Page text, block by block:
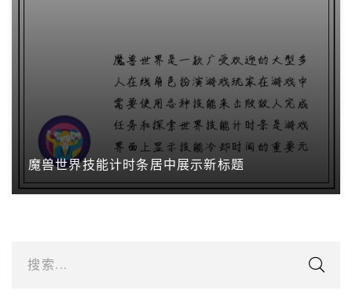
魔兽世界技能计时条居中展示新标题
搜索...